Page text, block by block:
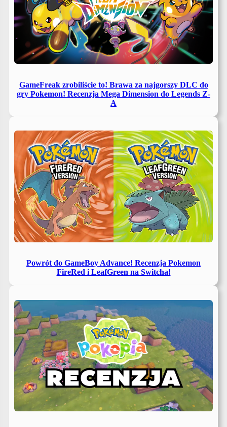
GameFreak zrobiliście to! Brawa za najgorszy DLC do
gry Pokemon! Recenzja Mega Dimension do Legends Z-
A
Powrót do GameBoy Advance! Recenzja Pokemon
FireRed i LeafGreen na Switcha!